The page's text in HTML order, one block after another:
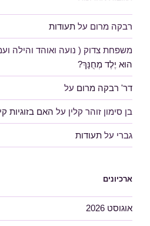
רבקה מרום על תעודות
משפחת צדוק ( נועה ואוהד והילה
הוּא יֶלֶד מְחֻנָּךְ?
דר' רבקה מרום על
בן סימון זוהר קלין על האם בזוגיות
גברי על תעודות
ארכיונים
אוגוסט 2026